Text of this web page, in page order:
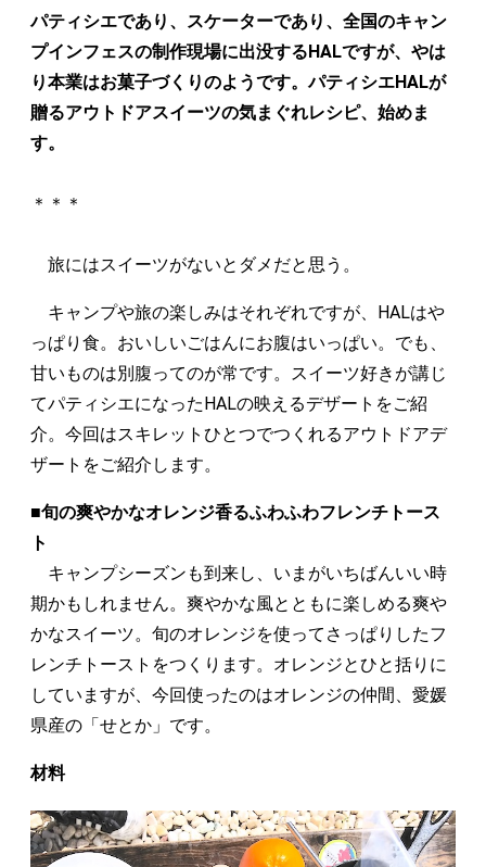
パティシエであり、スケーターであり、全国のキャン
プインフェスの制作現場に出没するHALですが、やは
り本業はお菓子づくりのようです。パティシエHALが
贈るアウトドアスイーツの気まぐれレシピ、始めま
す。
＊＊＊
旅にはスイーツがないとダメだと思う。
キャンプや旅の楽しみはそれぞれですが、HALはや
っぱり食。おいしいごはんにお腹はいっぱい。でも、
甘いものは別腹ってのが常です。スイーツ好きが講じ
てパティシエになったHALの映えるデザートをご紹
介。今回はスキレットひとつでつくれるアウトドアデ
ザートをご紹介します。
■旬の爽やかなオレンジ香るふわふわフレンチトース
ト
キャンプシーズンも到来し、いまがいちばんいい時
期かもしれません。爽やかな風とともに楽しめる爽や
かなスイーツ。旬のオレンジを使ってさっぱりしたフ
レンチトーストをつくります。オレンジとひと括りに
していますが、今回使ったのはオレンジの仲間、愛媛
県産の「せとか」です。
材料